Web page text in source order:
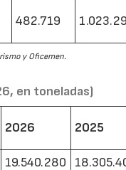
482.719
y Oficemen.
en toneladas)
2026 2025
19.540.280